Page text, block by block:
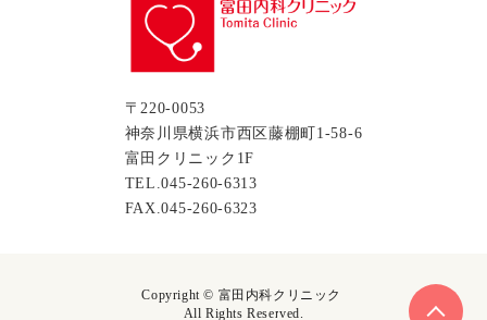
〒220-0053
神奈川県横浜市西区藤棚町1-58-6
富田クリニック1F
TEL.045-260-6313
FAX.045-260-6323
Copyright © 富田内科クリニック
All Rights Reserved.